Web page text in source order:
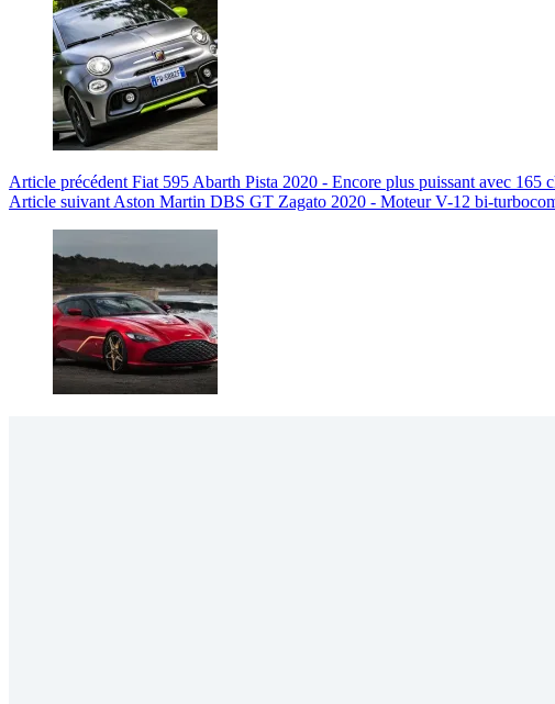
Article précédent Fiat 595 Abarth Pista 2020 - Encore plus puissant avec 165
Article suivant Aston Martin DBS GT Zagato 2020 - Moteur V-12 bi-